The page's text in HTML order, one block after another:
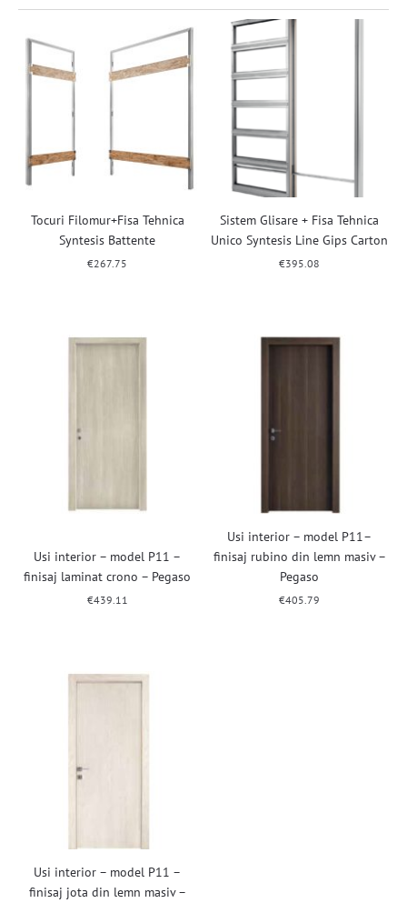
Tocuri Filomur+Fisa Tehnica
Syntesis Battente
€267.75
Sistem Glisare + Fisa Tehnica
Unico Syntesis Line Gips Carton
€395.08
Usi interior – model P11 –
finisaj laminat crono – Pegaso
€439.11
Usi interior – model P11–
finisaj rubino din lemn masiv –
Pegaso
€405.79
Usi interior – model P11 –
finisaj jota din lemn masiv –